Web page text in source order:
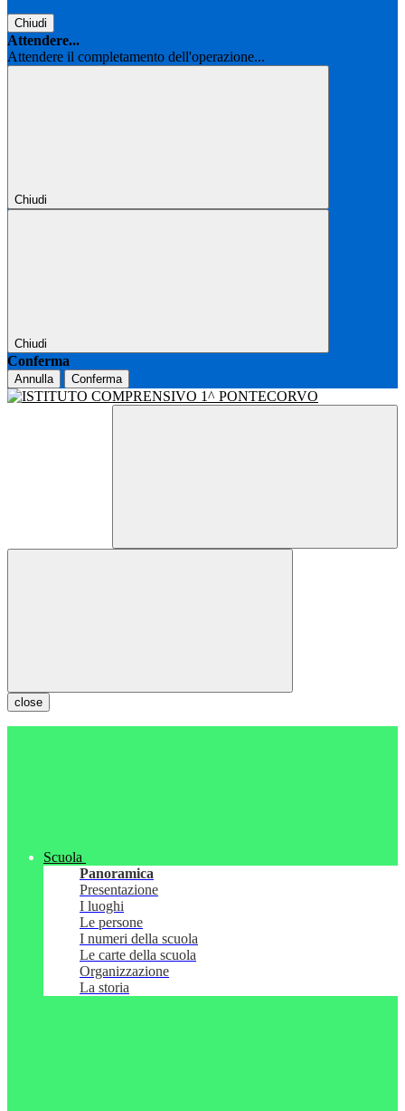
Chiudi
Attendere...
Attendere il completamento dell'operazione...
Chiudi
Chiudi
Conferma
Annulla Conferma
close
Scuola
Panoramica
Presentazione
I luoghi
Le persone
I numeri della scuola
Le carte della scuola
Organizzazione
La storia